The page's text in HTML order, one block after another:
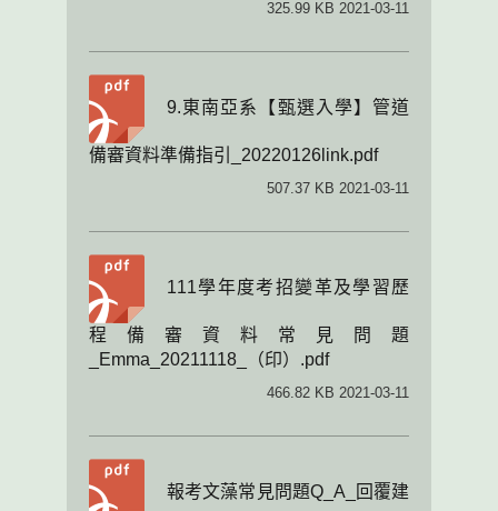
325.99 KB 2021-03-11
9.東南亞系【甄選入學】管道
備審資料準備指引_20220126link.pdf
507.37 KB 2021-03-11
111學年度考招變革及學習歷
程備審資料常見問題
_Emma_20211118_（印）.pdf
466.82 KB 2021-03-11
報考文藻常見問題Q_A_回覆建